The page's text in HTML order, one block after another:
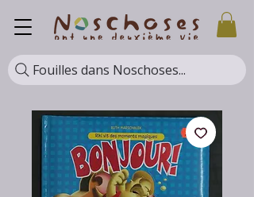
Fouilles dans Noschoses...